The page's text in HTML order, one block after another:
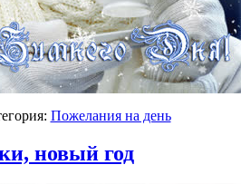
Пожелания на день
новый год